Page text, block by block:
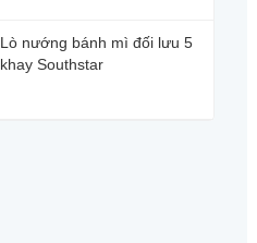
Lò nướng bánh mì đối lưu 5
khay Southstar